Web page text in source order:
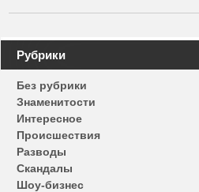
Навигация
по
записям
Рубрики
Без рубрики
Знаменитости
Интересное
Происшествия
Разводы
Скандалы
Шоу-бизнес